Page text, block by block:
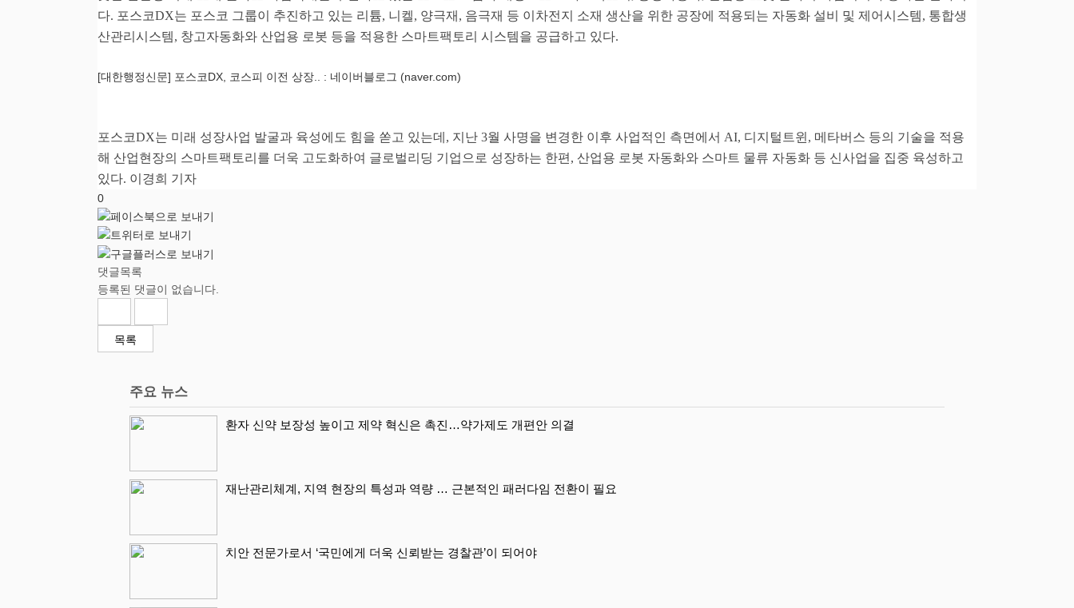
다. 포스코DX는 포스코 그룹이 추진하고 있는 리튬, 니켈, 양극재 , 음극재 등 이차전지 소재 생산을 위한 공장에 적용되는 자동화 설비 및 제어시스템, 통합생
산관리시스템, 창고자동화와 산업용 로봇 등을 적용한 스마트팩토리 시스템을 공급하고 있다.
[대한행정신문] 포스코DX, 코스피 이전 상장.. : 네이버블로그 (naver.com)
포스코DX는 미래 성장사업 발굴과 육성에도 힘을 쏟고 있는데 , 지난 3월 사명을 변경한 이후 사업적인 측면에서 AI, 디지털트윈 , 메타버스 등의 기술을 적용
해 산업현장의 스마트팩토리를 더욱 고도화하여 글로벌리딩 기업으로 성장하는 한편 , 산업용 로봇 자동화와 스마트 물류 자동화 등 신사업을 집중 육성하고
있다. 이경희 기자
0
댓글목록
등록된 댓글이 없습니다.
목록
주요 뉴스
환자 신약 보장성 높이고 제약 혁신은 촉진…약가제도 개편안 의결
재난관리체계, 지역 현장의 특성과 역량 … 근본적인 패러다임 전환이 필요
치안 전문가로서 ‘국민에게 더욱 신뢰받는 경찰관’이 되어야